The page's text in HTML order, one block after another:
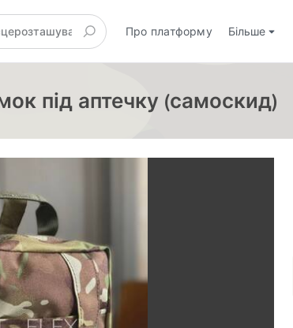
Про платформу Більше
під аптечку (самоскид)